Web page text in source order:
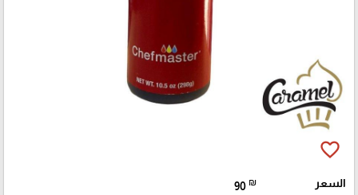
favorite_border
السعر 90 ₪